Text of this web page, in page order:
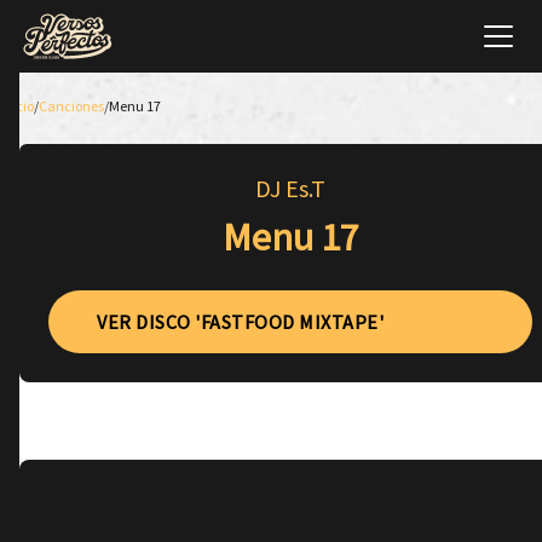
Inicio/Canciones/Menu 17
DJ Es.T
Menu 17
VER DISCO 'FASTFOOD MIXTAPE'